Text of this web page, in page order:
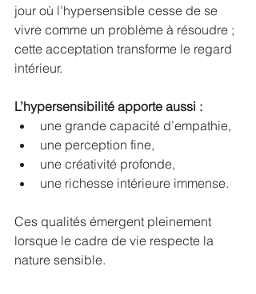
jour où l’hypersensible cesse de se
vivre comme un problème à résoudre ;
cette acceptation transforme le regard
intérieur.
L’hypersensibilité apporte aussi :
une grande capacité d’empathie,
une perception fine,
une créativité profonde,
une richesse intérieure immense.
Ces qualités émergent pleinement
lorsque le cadre de vie respecte la
nature sensible.